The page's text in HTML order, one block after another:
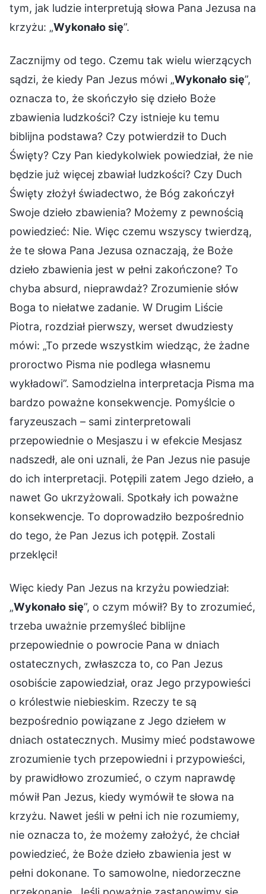
tym, jak ludzie interpretują słowa Pana Jezusa na
krzyżu: „Wykonało się”.
Zacznijmy od tego. Czemu tak wielu wierzących
sądzi, że kiedy Pan Jezus mówi „Wykonało się”,
oznacza to, że skończyło się dzieło Boże
zbawienia ludzkości? Czy istnieje ku temu
biblijna podstawa? Czy potwierdził to Duch
Święty? Czy Pan kiedykolwiek powiedział, że nie
będzie już więcej zbawiał ludzkości? Czy Duch
Święty złożył świadectwo, że Bóg zakończył
Swoje dzieło zbawienia? Możemy z pewnością
powiedzieć: Nie. Więc czemu wszyscy twierdzą,
że te słowa Pana Jezusa oznaczają, że Boże
dzieło zbawienia jest w pełni zakończone? To
chyba absurd, nieprawdaż? Zrozumienie słów
Boga to niełatwe zadanie. W Drugim Liście
Piotra, rozdział pierwszy, werset dwudziesty
mówi: „To przede wszystkim wiedząc, że żadne
proroctwo Pisma nie podlega własnemu
wykładowi”. Samodzielna interpretacja Pisma ma
bardzo poważne konsekwencje. Pomyślcie o
faryzeuszach – sami zinterpretowali
przepowiednie o Mesjaszu i w efekcie Mesjasz
nadszedł, ale oni uznali, że Pan Jezus nie pasuje
do ich interpretacji. Potępili zatem Jego dzieło, a
nawet Go ukrzyżowali. Spotkały ich poważne
konsekwencje. To doprowadziło bezpośrednio
do tego, że Pan Jezus ich potępił. Zostali
przeklęci!
Więc kiedy Pan Jezus na krzyżu powiedział:
„Wykonało się”, o czym mówił? By to zrozumieć,
trzeba uważnie przemyśleć biblijne
przepowiednie o powrocie Pana w dniach
ostatecznych, zwłaszcza to, co Pan Jezus
osobiście zapowiedział, oraz Jego przypowieści
o królestwie niebieskim. Rzeczy te są
bezpośrednio powiązane z Jego dziełem w
dniach ostatecznych. Musimy mieć podstawowe
zrozumienie tych przepowiedni i przypowieści,
by prawidłowo zrozumieć, o czym naprawdę
mówił Pan Jezus, kiedy wymówił te słowa na
krzyżu. Nawet jeśli w pełni ich nie rozumiemy,
nie oznacza to, że możemy założyć, że chciał
powiedzieć, że Boże dzieło zbawienia jest w
pełni dokonane. To samowolne, niedorzeczne